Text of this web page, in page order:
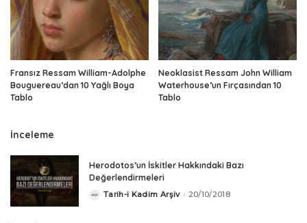
Fransız Ressam William-Adolphe
Bouguereau’dan 10 Yağlı Boya
Tablo
Neoklasist Ressam John William
Waterhouse’un Fırçasından 10
Tablo
İnceleme
Herodotos’un İskitler Hakkındaki Bazı
Değerlendirmeleri
PostedTarih-i Kadim Arşiv 20/10/2018